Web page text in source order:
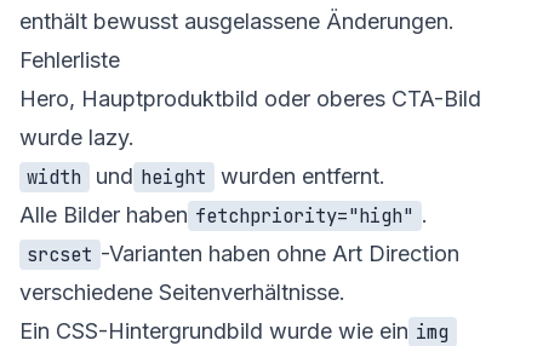
enthält bewusst ausgelassene Änderungen.
Fehlerliste
Hero, Hauptproduktbild oder oberes CTA-Bild
wurde lazy.
width
und height
wurden entfernt.
Alle Bilder haben fetchpriority="high" .
srcset -Varianten haben ohne Art Direction
verschiedene Seitenverhältnisse.
Ein CSS-Hintergrundbild wurde wie ein img